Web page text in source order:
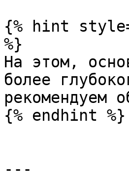
{% hint
%}
На этом,
более
рекомендуем
{% endhint %}
---